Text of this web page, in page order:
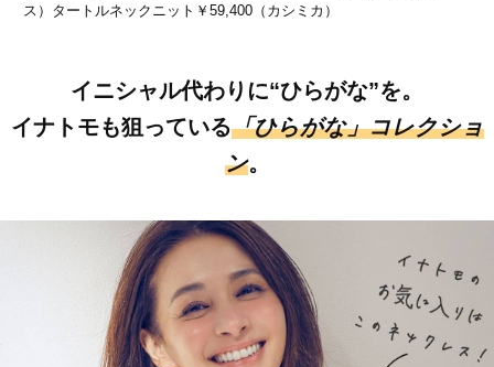
ス）タートルネックニット￥59,400（カシミカ）
イニシャル代わりに“ひらがな”を。
イナトモも狙っている「ひらがな」コレクショ
ン。